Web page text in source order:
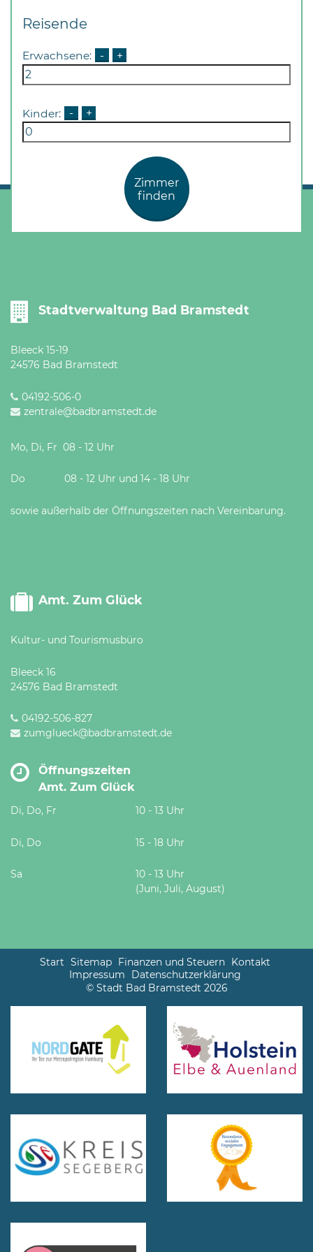
Reisende
Erwachsene: - +
Kinder: - +
Zimmer
finden
Stadtverwaltung Bad Bramstedt
Bleeck 15-19
24576 Bad Bramstedt
04192-506-0
zentrale@badbramstedt.de
Mo, Di, Fr 08 - 12 Uhr
Do 08 - 12 Uhr und 14 - 18 Uhr
sowie außerhalb der Öffnungszeiten nach Vereinbarung.
Amt. Zum Glück
Kultur- und Tourismusbüro
Bleeck 16
24576 Bad Bramstedt
04192-506-827
zumglueck@badbramstedt.de
Öffnungszeiten
Amt. Zum Glück
Di, Do, Fr 10 - 13 Uhr
Di, Do 15 - 18 Uhr
Sa
10 - 13 Uhr
(Juni, Juli, August)
Start Sitemap Finanzen und Steuern Kontakt
Impressum
Datenschutzerklärung
© Stadt Bad Bramstedt 2026